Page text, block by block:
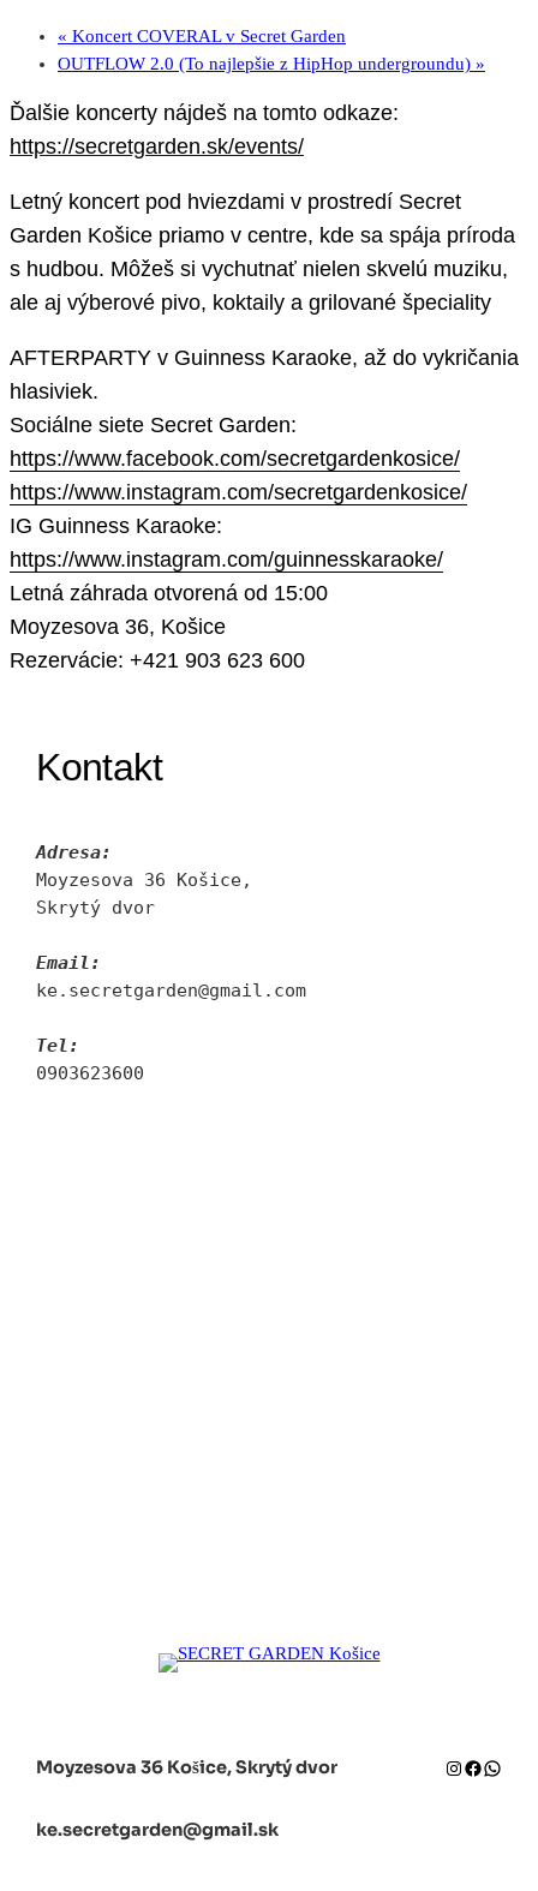
« Koncert COVERAL v Secret Garden
OUTFLOW 2.0 (To najlepšie z HipHop undergroundu) »
Ďalšie koncerty nájdeš na tomto odkaze:
https://secretgarden.sk/events/
Letný koncert pod hviezdami v prostredí Secret
Garden Košice priamo v centre, kde sa spája príroda
s hudbou. Môžeš si vychutnať nielen skvelú muziku,
ale aj výberové pivo, koktaily a grilované špeciality
AFTERPARTY v Guinness Karaoke, až do vykričania
hlasiviek.
Sociálne siete Secret Garden:
https://www.facebook.com/secretgardenkosice/
https://www.instagram.com/secretgardenkosice/
IG Guinness Karaoke:
https://www.instagram.com/guinnesskaraoke/
Letná záhrada otvorená od 15:00
Moyzesova 36, Košice
Rezervácie: +421 903 623 600
Kontakt
Adresa:
Moyzesova 36 Košice,
Skrytý dvor
Email:
ke.secretgarden@gmail.com
Tel:
0903623600
Moyzesova 36 Košice, Skrytý dvor Instagram
Facebook
ke.secretgarden@gmail.sk